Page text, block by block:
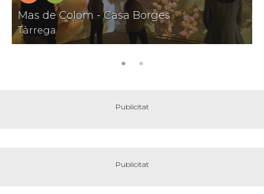
En
família
Natura
Mas de Colom - Casa Borges
Tàrrega